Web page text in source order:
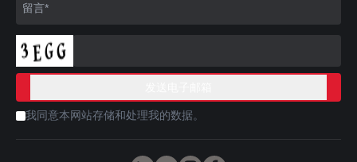
我同意本网站存储和处理我的数据。